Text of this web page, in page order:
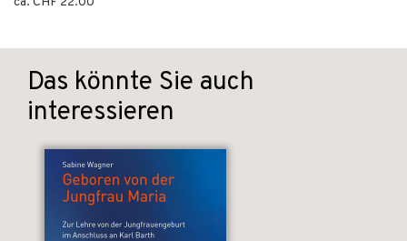
Das könnte Sie auch
interessieren